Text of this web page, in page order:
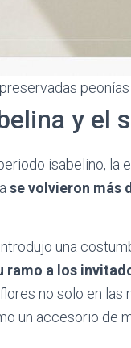
peonías
y el
isabelino,
se volvieron más
una
ramo a los
no solo en las
un accesorio de